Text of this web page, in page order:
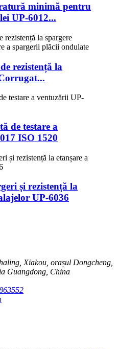
minimă pentru
UP-6012...
rezistență la
de testare a
ISO 1520
și rezistență la
UP-6036
Xiakou, orașul Dongcheng,
Guangdong, China